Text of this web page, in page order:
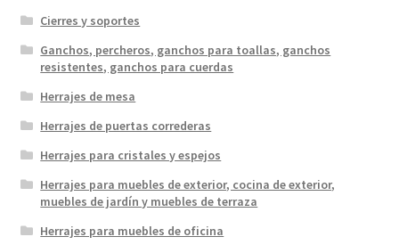
Cierres y soportes
Ganchos, percheros, ganchos para toallas, ganchos
resistentes, ganchos para cuerdas
Herrajes de mesa
Herrajes de puertas correderas
Herrajes para cristales y espejos
Herrajes para muebles de exterior, cocina de exterior,
muebles de jardín y muebles de terraza
Herrajes para muebles de oficina